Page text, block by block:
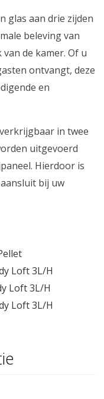
glas aan drie zijden
beleving van
de kamer. Of u
ontvangt, deze
en
in twee
uitgevoerd
Hierdoor is
bij uw
Loft 3L/H
Loft 3L/H
Loft 3L/H